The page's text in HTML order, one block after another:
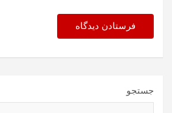
جستجو